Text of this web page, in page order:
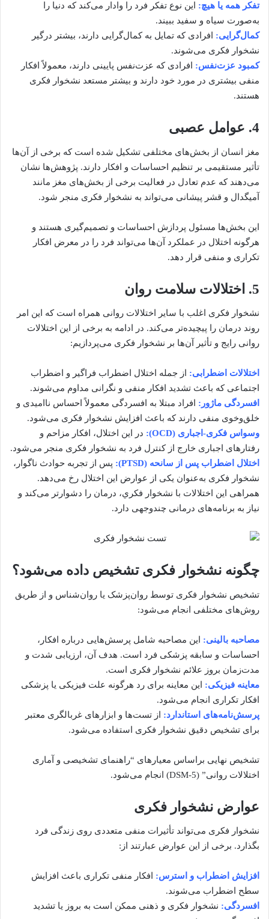
تفکر همه یا هیچ: این نوع تفکر فرد را وادار می‌کند که دنیا را
به‌صورت سیاه و سفید ببیند.
کمال‌گرایی:
افرادی که تمایل به کمال‌گرایی دارند، بیشتر درگیر
نشخوار فکری می‌شوند.
کمبود عزت‌نفس: افرادی که عزت‌نفس پایینی دارند، معمولاً افکار
منفی بیشتری در مورد خود دارند و بیشتر مستعد نشخوار فکری
هستند.
4. عوامل عصبی
مغز انسان از بخش‌های مختلفی تشکیل شده است که برخی از آن‌ها
تأثیر مستقیمی بر تنظیم احساسات و افکار دارند. پژوهش‌ها نشان
می‌دهند که عدم تعادل در فعالیت برخی از بخش‌های مغز مانند
آمیگدال و قشر پیشانی می‌تواند به نشخوار فکری منجر شود.
این بخش‌ها مسئول پردازش احساسات و تصمیم‌گیری هستند و
هرگونه اختلال در عملکرد آن‌ها می‌تواند فرد را در معرض افکار
تکراری و منفی قرار دهد.
5. اختلالات سلامت روان
نشخوار فکری اغلب با سایر اختلالات روانی همراه است که این امر
روند درمان را پیچیده‌تر می‌کند. در ادامه به برخی از این اختلالات
روانی رایج و تأثیر آن‌ها بر نشخوار فکری می‌پردازیم:
اختلالات اضطرابی: از جمله اختلال اضطراب فراگیر و اضطراب
اجتماعی که باعث تشدید افکار منفی و نگرانی مداوم می‌شوند.
افسردگی ماژور: افراد مبتلا به افسردگی معمولاً احساس ناامیدی و
خلق‌وخوی منفی دارند که باعث افزایش نشخوار فکری می‌شود.
وسواس فکری-اجباری (OCD):
در این اختلال، افکار مزاحم و
رفتارهای اجباری خارج از کنترل فرد به نشخوار فکری منجر می‌شود.
اختلال اضطراب پس از سانحه (PTSD):
پس از تجربه حوادث ناگوار،
نشخوار فکری به‌عنوان یکی از عوارض این اختلال رخ می‌دهد.
همراهی این اختلالات با نشخوار فکري، درمان را دشوارتر می‌کند و
نیاز به برنامه‌های درمانی چندوجهی دارد.
چگونه نشخوار فکری تشخیص داده می‌شود؟
تشخیص نشخوار فکری توسط روان‌پزشک یا روان‌شناس و از طریق
روش‌های مختلفی انجام می‌شود:
مصاحبه بالینی: این مصاحبه شامل پرسش‌هایی درباره افکار،
احساسات و سابقه پزشکی فرد است. هدف آن، ارزیابی شدت و
مدت‌زمان بروز علائم نشخوار فکری است.
معاینه فیزیکی: این معاینه برای رد هرگونه علت فیزیکی یا پزشکی
افکار تکراری انجام می‌شود.
پرسش‌نامه‌های استاندارد: از تست‌ها و ابزارهای غربالگری معتبر
برای تشخیص دقیق نشخوار فکری استفاده می‌شود.
تشخیص نهایی براساس معیارهای “راهنمای تشخیصی و آماری
اختلالات روانی” (DSM-5) انجام می‌شود.
عوارض نشخوار فکری
نشخوار فکری می‌تواند تأثیرات منفی متعددی روی زندگی فرد
بگذارد. برخی از این عوارض عبارتند از:
افزایش اضطراب و استرس:
افکار منفی تکراری باعث افزایش
سطح اضطراب می‌شوند.
افسردگی: نشخوار فکری و ذهنی ممکن است به بروز یا تشدید